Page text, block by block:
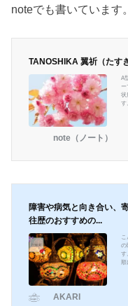
noteでも書いています
TANOSHIKA 翼祈（たす
A
ー
状
す
note（ノート）
障害や病気と向き合い、
往歴のおすすめの...
こ
の
す
順
AKARI